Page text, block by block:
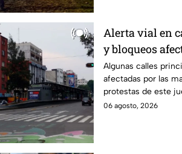
Alerta vial en
y bloqueos
jueves; rutas
Algunas calles
afectadas por las
protestas de este
evita el tráfico.
06 agosto, 2026